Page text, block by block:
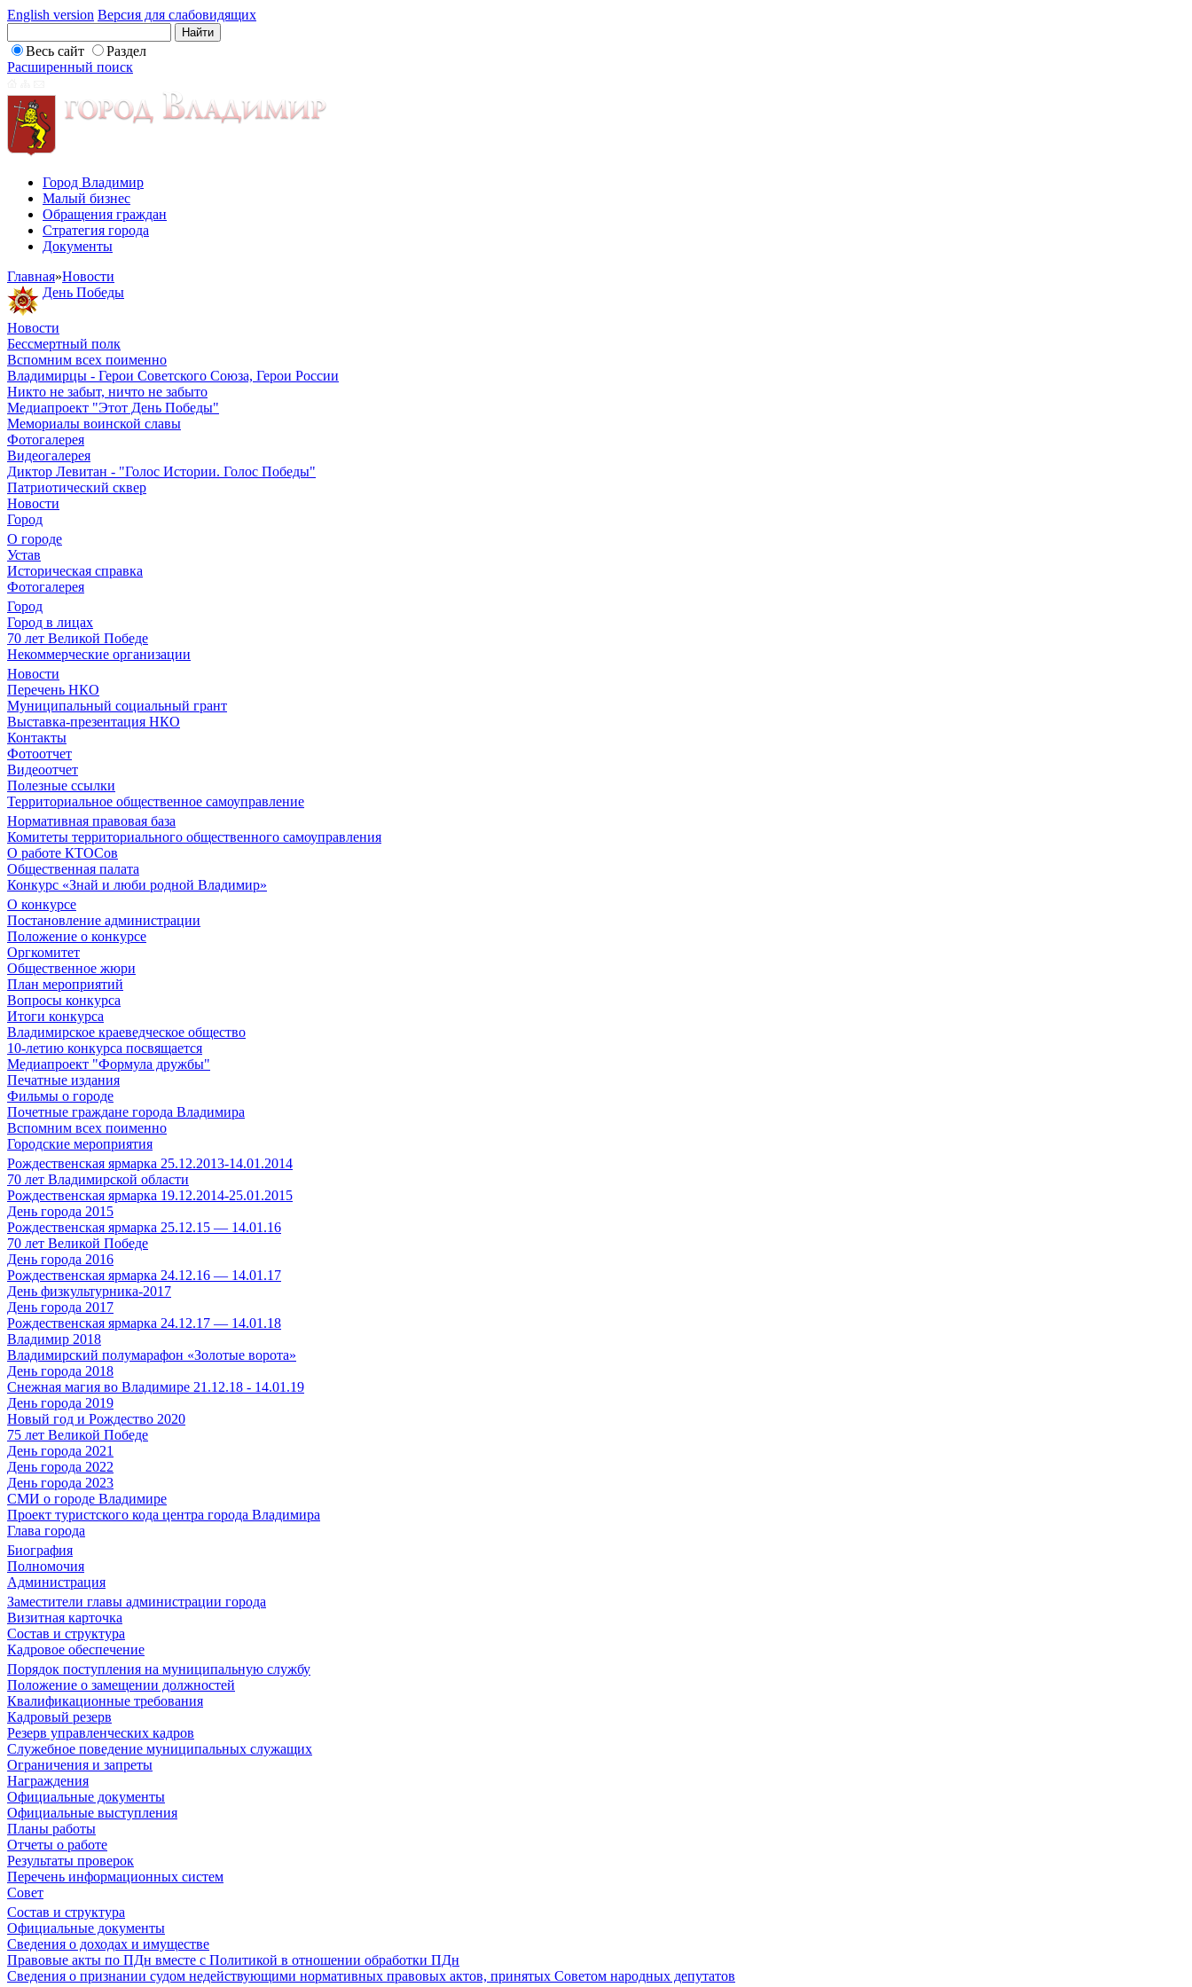
English version Версия для слабовидящих
Весь сайт
Раздел
Расширенный поиск
Город Владимир
Малый бизнес
Обращения граждан
Стратегия города
Документы
Главная»Новости
День Победы
Новости
Бессмертный полк
Вспомним всех поименно
Владимирцы - Герои Советского Союза, Герои России
Никто не забыт, ничто не забыто
Медиапроект "Этот День Победы"
Мемориалы воинской славы
Фотогалерея
Видеогалерея
Диктор Левитан - "Голос Истории. Голос Победы"
Патриотический сквер
Новости
Город
О городе
Устав
Историческая справка
Фотогалерея
Город
Город в лицах
70 лет Великой Победе
Некоммерческие организации
Новости
Перечень НКО
Муниципальный социальный грант
Выставка-презентация НКО
Контакты
Фотоотчет
Видеоотчет
Полезные ссылки
Территориальное общественное самоуправление
Нормативная правовая база
Комитеты территориального общественного самоуправления
О работе КТОСов
Общественная палата
Конкурс «Знай и люби родной Владимир»
О конкурсе
Постановление администрации
Положение о конкурсе
Оргкомитет
Общественное жюри
План мероприятий
Вопросы конкурса
Итоги конкурса
Владимирское краеведческое общество
10-летию конкурса посвящается
Медиапроект "Формула дружбы"
Печатные издания
Фильмы о городе
Почетные граждане города Владимира
Вспомним всех поименно
Городские мероприятия
Рождественская ярмарка 25.12.2013-14.01.2014
70 лет Владимирской области
Рождественская ярмарка 19.12.2014-25.01.2015
День города 2015
Рождественская ярмарка 25.12.15 — 14.01.16
70 лет Великой Победе
День города 2016
Рождественская ярмарка 24.12.16 — 14.01.17
День физкультурника-2017
День города 2017
Рождественская ярмарка 24.12.17 — 14.01.18
Владимир 2018
Владимирский полумарафон «Золотые ворота»
День города 2018
Снежная магия во Владимире 21.12.18 - 14.01.19
День города 2019
Новый год и Рождество 2020
75 лет Великой Победе
День города 2021
День города 2022
День города 2023
СМИ о городе Владимире
Проект туристского кода центра города Владимира
Глава города
Биография
Полномочия
Администрация
Заместители главы администрации города
Визитная карточка
Состав и структура
Кадровое обеспечение
Порядок поступления на муниципальную службу
Положение о замещении должностей
Квалификационные требования
Кадровый резерв
Резерв управленческих кадров
Служебное поведение муниципальных служащих
Ограничения и запреты
Награждения
Официальные документы
Официальные выступления
Планы работы
Отчеты о работе
Результаты проверок
Перечень информационных систем
Совет
Состав и структура
Официальные документы
Сведения о доходах и имуществе
Правовые акты по ПДн вместе с Политикой в отношении обработки ПДн
Сведения о признании судом недействующими нормативных правовых актов, принятых Советом народных депутатов